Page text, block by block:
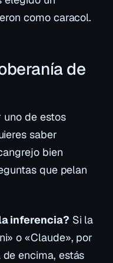
como caracol.
de
de estos
saber
bien
que pelan
inferencia? Si la
o «Claude», por
encima, estás